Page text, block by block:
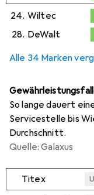
24. Wiltec
28. DeWalt
Alle 34 Marken
So lange dauert
Servicestelle bis
Durchschnitt.
Quelle: Galaxus
Titex